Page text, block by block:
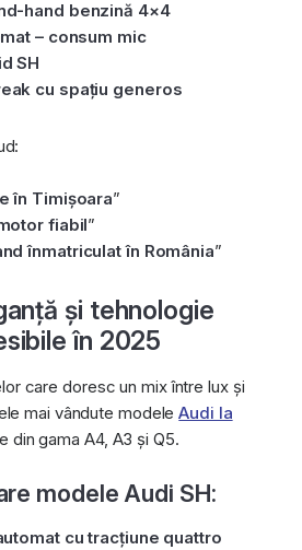
hand benzină 4×4
– consum mic
SH
cu spațiu generos
în Timișoara”
fiabil”
înmatriculat în România”
și tehnologie
în 2025
care doresc un mix între lux și
mai vândute modeleAudi la
din gama A4, A3 și Q5.
modele Audi SH:
cu tracțiune quattro